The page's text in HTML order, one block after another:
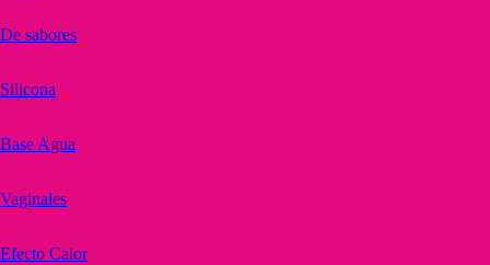
De sabores
Silicona
Base Agua
Vaginales
Efecto Calor